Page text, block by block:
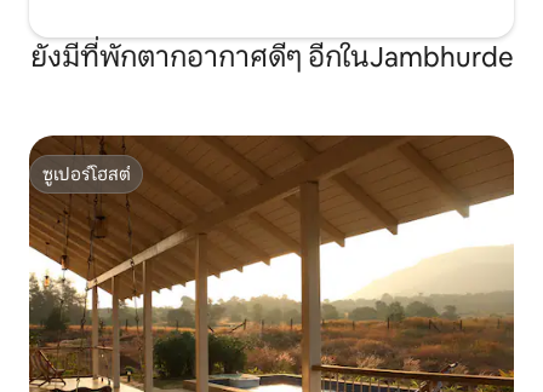
ยังมีที่พักตากอากาศดีๆ อีกในJambhurde
ซูเปอร์โฮสต์
ซูเปอร์โฮสต์